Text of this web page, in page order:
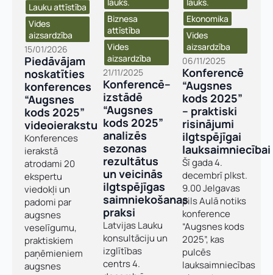
Lauku attīstība
Vides
aizsardzība​
15/01/2026
Piedāvājam
noskatīties
konferences
“Augsnes
kods 2025”
videoierakstu
Konferences
ierakstā
atrodami 20
ekspertu
viedokļi un
padomi par
augsnes
veselīgumu,
praktiskiem
paņēmieniem
augsnes
lauks.
Biznesa
attīstība​
Vides
aizsardzība​
21/11/2025
Konferencē–
izstādē
“Augsnes
kods 2025”
analizēs
sezonas
rezultātus
un veicinās
ilgtspējīgas
saimniekošanas
praksi
Latvijas Lauku
konsultāciju un
izglītības
centrs 4.
lauks.
Ekonomika
Vides
aizsardzība​
06/11/2025
Konferencē
“Augsnes
kods 2025”
– praktiski
risinājumi
ilgtspējīgai
lauksaimniecībai
Šī gada 4.
decembrī plkst.
9.00 Jelgavas
pils Aulā notiks
konference
“Augsnes kods
2025”, kas
pulcēs
lauksaimniecības
Vārds*
Uzvārds*
Telefons
Vārds, uzvārds
Uzņēmuma reģistrācijas numurs:
E-pasta adrese: